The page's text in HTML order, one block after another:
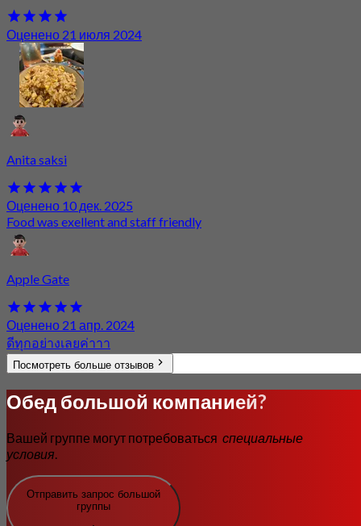
Оценено 21 июля 2024
Anita saksi
Оценено 10 дек. 2025
Food was exellent and staff friendly
Apple Gate
Оценено 21 апр. 2024
ดีทุกอย่างเลยค่าาา
Посмотреть больше отзывов
Обед большой компанией?
Вашей группе могут потребоваться специальные
условия.
Отправить запрос большой
группы